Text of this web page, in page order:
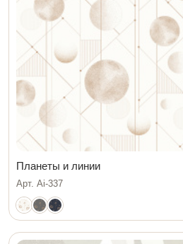
Планеты и линии
Арт. Ai-337